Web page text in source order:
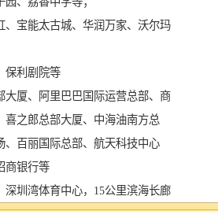
、宝能太古城、华润万家、沃尔玛
保利剧院等
大厦、阿里巴巴国际运营总部、商
喜之郎总部大厦、中海油南方总
、百丽国际总部、航天科技中心
商银行等
深圳湾体育中心，15公里滨海长廊
后海小学